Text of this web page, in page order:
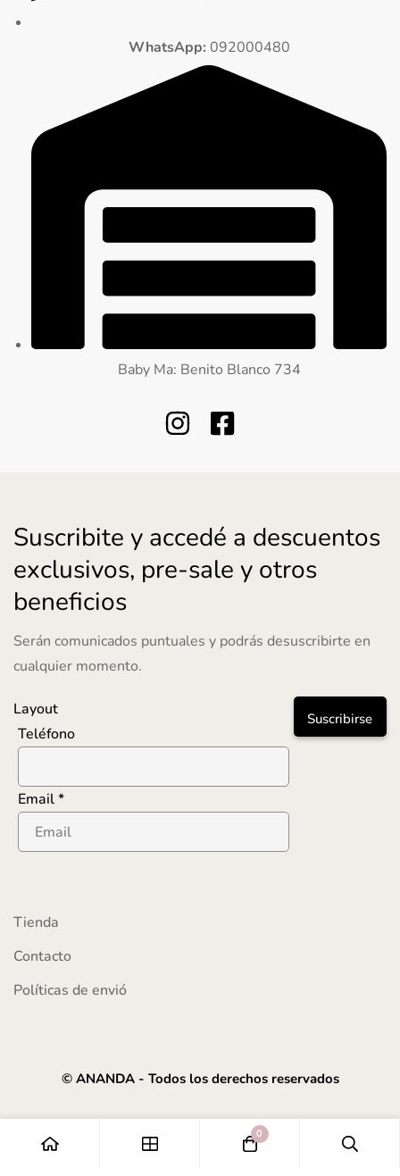
WhatsApp: 092000480
Baby Ma: Benito Blanco 734
Suscribite y accedé a descuentos
exclusivos, pre-sale y otros
beneficios
Serán comunicados puntuales y podrás desuscribirte en
cualquier momento.
Layout
Teléfono
Email*
Suscribirse
Tienda
Contacto
Políticas de envió
© ANANDA - Todos los derechos reservados
0